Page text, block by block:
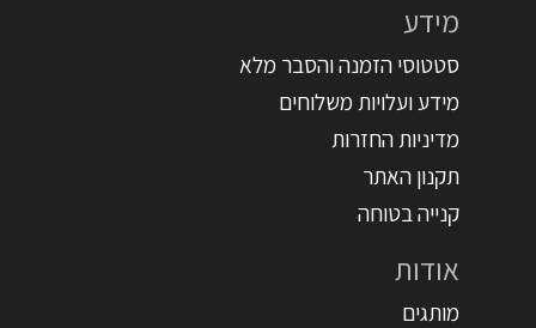
מידע
סטטוסי הזמנה והסבר מלא
מידע ועלויות משלוחים
מדיניות החזרות
תקנון האתר
קנייה בטוחה
אודות
מותגים